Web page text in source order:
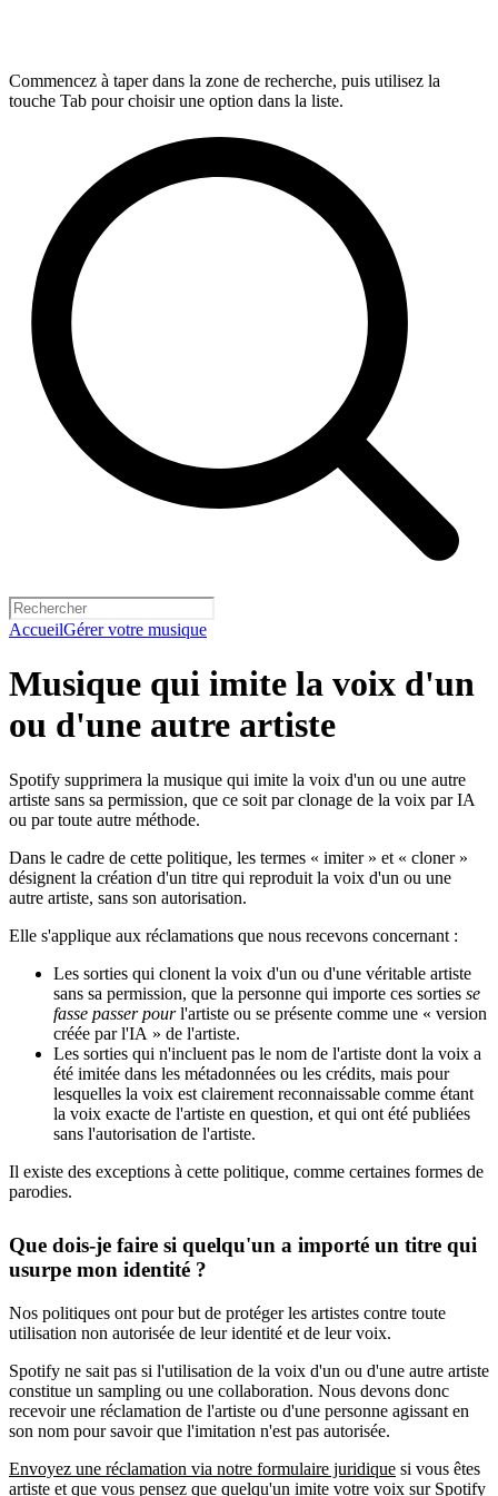
Commencez à taper dans la zone de recherche, puis utilisez la
touche Tab pour choisir une option dans la liste.
AccueilGérer votre musique
Musique qui imite la voix d'un
ou d'une autre artiste
Spotify supprimera la musique qui imite la voix d'un ou une autre
artiste sans sa permission, que ce soit par clonage de la voix par IA
ou par toute autre méthode.
Dans le cadre de cette politique, les termes « imiter » et « cloner »
désignent la création d'un titre qui reproduit la voix d'un ou une
autre artiste, sans son autorisation.
Elle s'applique aux réclamations que nous recevons concernant :
Les sorties qui clonent la voix d'un ou d'une véritable artiste
sans sa permission, que la personne qui importe ces sorties se
fasse passer pourl'artiste ou se présente comme une « version
créée par l'IA » de l'artiste.
Les sorties qui n'incluent pas le nom de l'artiste dont la voix a
été imitée dans les métadonnées ou les crédits, mais pour
lesquelles la voix est clairement reconnaissable comme étant
la voix exacte de l'artiste en question, et qui ont été publiées
sans l'autorisation de l'artiste.
Il existe des exceptions à cette politique, comme certaines formes de
parodies.
Que dois-je faire si quelqu'un a importé un titre qui
usurpe mon identité ?
Nos politiques ont pour but de protéger les artistes contre toute
utilisation non autorisée de leur identité et de leur voix.
Spotify ne sait pas si l'utilisation de la voix d'un ou d'une autre artiste
constitue un sampling ou une collaboration. Nous devons donc
recevoir une réclamation de l'artiste ou d'une personne agissant en
son nom pour savoir que l'imitation n'est pas autorisée.
Envoyez une réclamation via notre formulaire juridique si vous êtes
artiste et que vous pensez que quelqu'un imite votre voix sur Spotify